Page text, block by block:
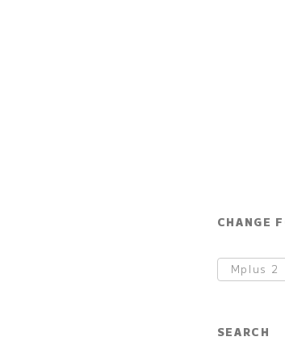
CHANGE
Mplus 2
SEARCH